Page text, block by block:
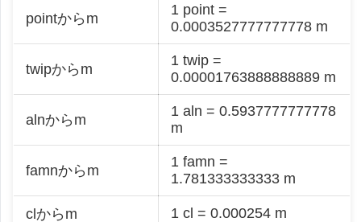
pointからm
1 point =
0.0003527777777778 m
twipからm
1 twip =
0.00001763888888889 m
alnからm
1 aln = 0.5937777777778
m
famnからm
1 famn =
1.781333333333 m
clからm 1 cl = 0.000254 m